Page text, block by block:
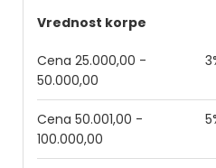
Vrednost korpe
Cena 25.000,00 -
50.000,00
Cena 50.001,00 -
100.000,00